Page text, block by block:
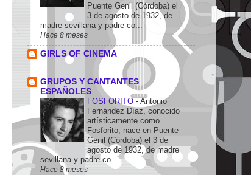
Puente Genil (Córdoba) el
3 de agosto de 1932, de
madre sevillana y padre co...
Hace 8 meses
GIRLS OF CINEMA
-
GRUPOS Y CANTANTES
ESPAÑOLES
FOSFORITO-Antonio
Fernández Díaz, conocido
artísticamente como
Fosforito, nace en Puente
Genil (Córdoba) el 3 de
agosto de 1932, de madre
sevillana y padre co...
Hace 8 meses